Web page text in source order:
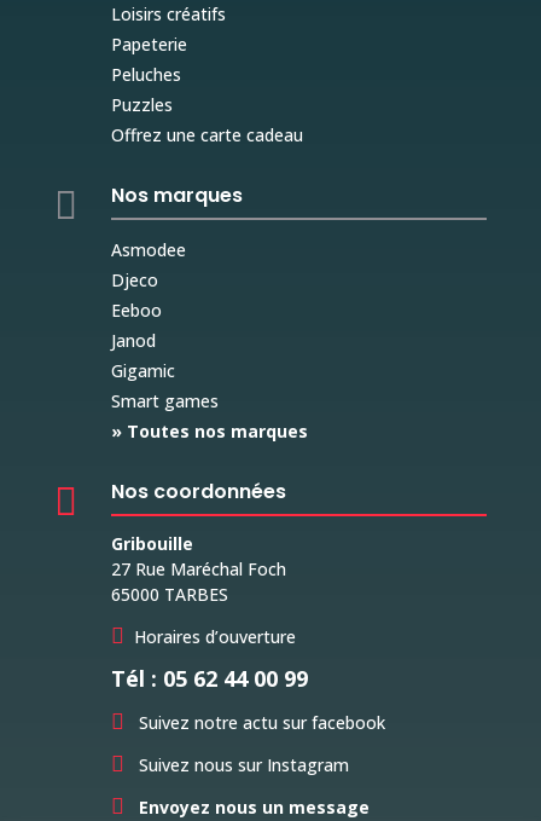
Loisirs créatifs
Papeterie
Peluches
Puzzles
Offrez une carte cadeau
 Nos marques
Asmodee
Djeco
Eeboo
Janod
Gigamic
Smart games
» Toutes nos marques
 Nos coordonnées
Gribouille
27 Rue Maréchal Foch
65000 TARBES
 Horaires d’ouverture
Tél : 05 62 44 00 99
 Suivez notre actu sur facebook
 Suivez nous sur Instagram
 Envoyez nous un message